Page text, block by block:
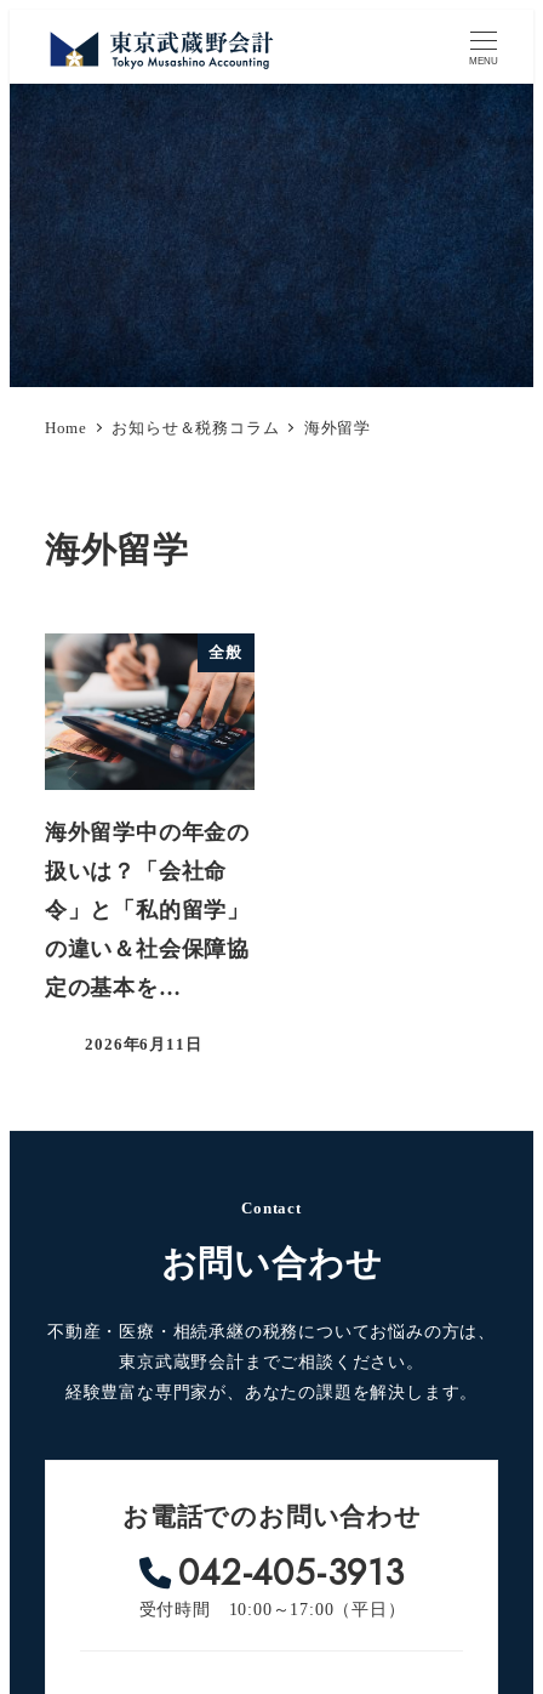
MENU
Home お知らせ＆税務コラム 海外留学
海外留学
全般
海外留学中の年金の
扱いは？「会社命
令」と「私的留学」
の違い＆社会保障協
定の基本を…
2026年6月11日
Contact
お問い合わせ
不動産・医療・相続承継の税務についてお悩みの方は、
東京武蔵野会計までご相談ください。
経験豊富な専門家が、あなたの課題を解決します。
お電話でのお問い合わせ
042-405-3913
受付時間 10:00～17:00（平日）